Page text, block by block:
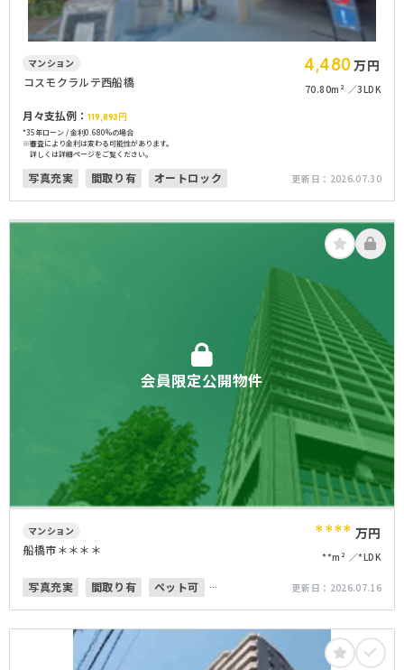
マンション
コスモクラルテ西船橋 4,480万円
70.80m² 3LDK
月々支払例： 119,893円
*35年ローン / 金利0.680%の場合
※審査により金利は変わる可能性があります。
詳しくは詳細ページをご覧ください。
写真充実 間取り有 オートロック 更新日： 2026.07.30
会員限定公開物件
マンション
船橋市＊＊＊＊ **** 万円
**m² *LDK
写真充実 間取り有
ペット可
更新日： 2026.07.16